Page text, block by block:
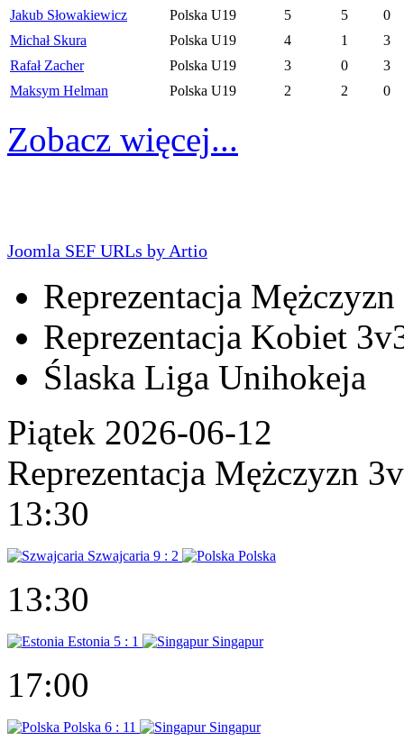
Jakub Słowakiewicz
Polska U19 5 5
0
Michał Skura
Polska U19 4 1
3
Rafał Zacher
Polska U19 3 0
3
Maksym Helman
Polska U19 2 2 0
Zobacz więcej...
Joomla SEF URLs by Artio
Reprezentacja
Reprezentacja Kobiet
Ślaska Liga Unihokeja
Piątek 2026-06-12
Reprezentacja Mężczyzn
13:30
Szwajcaria 9 : 2 Polska
13:30
Estonia 5 : 1 Singapur
17:00
Polska 6 : 11 Singapur